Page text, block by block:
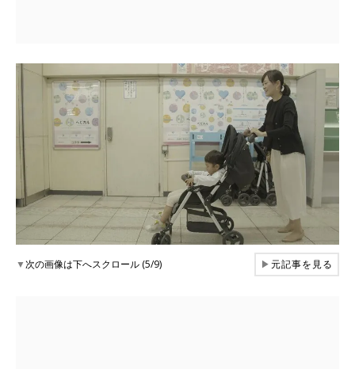
▼次の画像は下へスクロール (5/9) ▶元記事を見る